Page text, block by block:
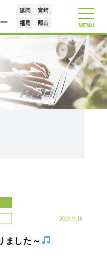
延岡
宮崎
福島
郡山
toggle
MENU
2019.9.10
ました～